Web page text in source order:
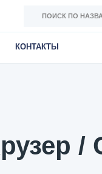
КОНТАКТЫ
/